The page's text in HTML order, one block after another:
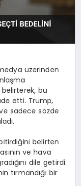
üzerinden
bu
etti. Trump,
sadece sözde
belirten
ve hava
dile getirdi.
tırmandığı bir